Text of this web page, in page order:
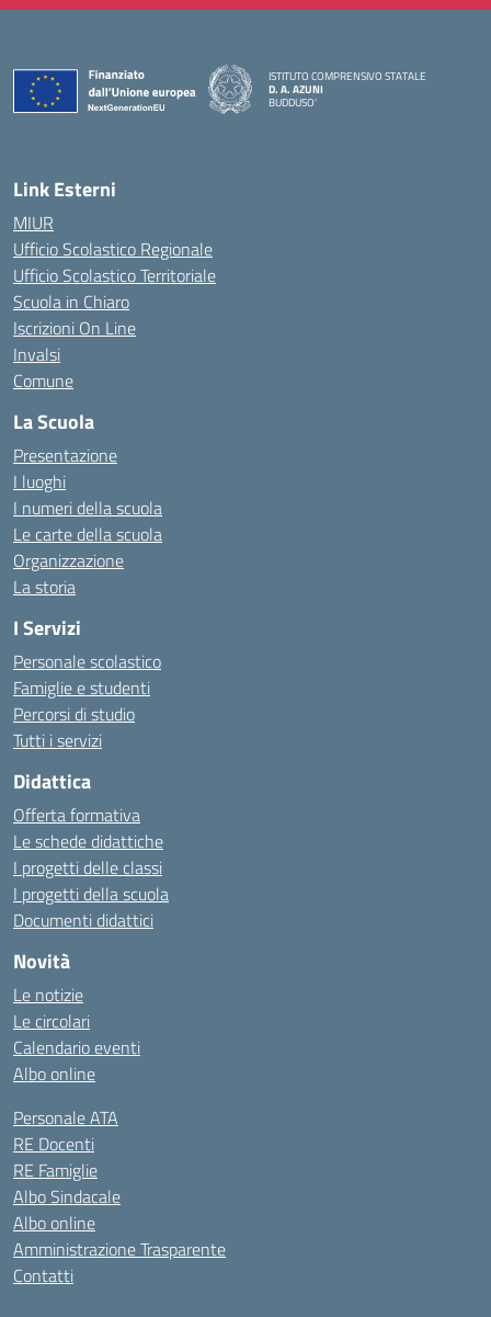
ISTITUTO COMPRENSIVO STATALE
D. A. AZUNI
BUDDUSO'
Link Esterni
MIUR
Ufficio Scolastico Regionale
Ufficio Scolastico Territoriale
Scuola in Chiaro
Iscrizioni On Line
Invalsi
Comune
La Scuola
Presentazione
I luoghi
I numeri della scuola
Le carte della scuola
Organizzazione
La storia
I Servizi
Personale scolastico
Famiglie e studenti
Percorsi di studio
Tutti i servizi
Didattica
Offerta formativa
Le schede didattiche
I progetti delle classi
I progetti della scuola
Documenti didattici
Novità
Le notizie
Le circolari
Calendario eventi
Albo online
Personale ATA
RE Docenti
RE Famiglie
Albo Sindacale
Albo online
Amministrazione Trasparente
Contatti